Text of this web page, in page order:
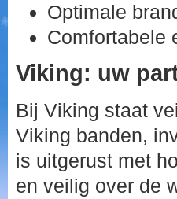
Optimale
Comfortabele
Viking: uw
Bij Viking staat
Viking banden,
is uitgerust met
en veilig over de